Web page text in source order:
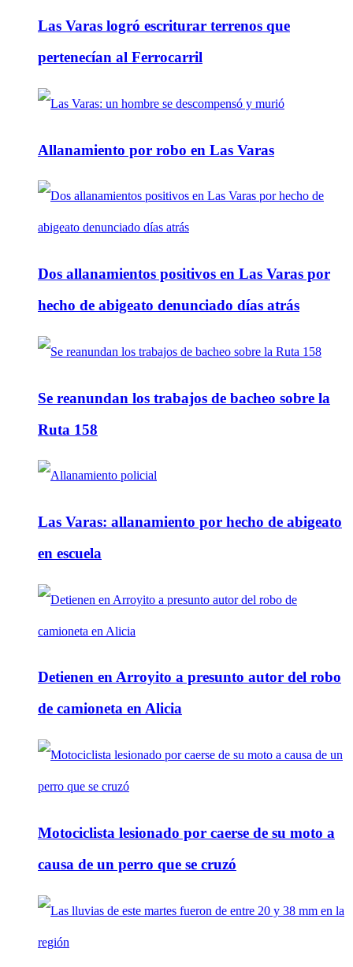
Las Varas logró escriturar terrenos que
pertenecían al Ferrocarril
Allanamiento por robo en Las Varas
Dos allanamientos positivos en Las Varas por
hecho de abigeato denunciado días atrás
Se reanundan los trabajos de bacheo sobre la
Ruta 158
Las Varas: allanamiento por hecho de abigeato
en escuela
Detienen en Arroyito a presunto autor del robo
de camioneta en Alicia
Motociclista lesionado por caerse de su moto a
causa de un perro que se cruzó